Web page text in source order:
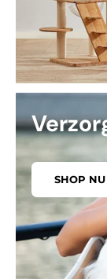
SHOP NU